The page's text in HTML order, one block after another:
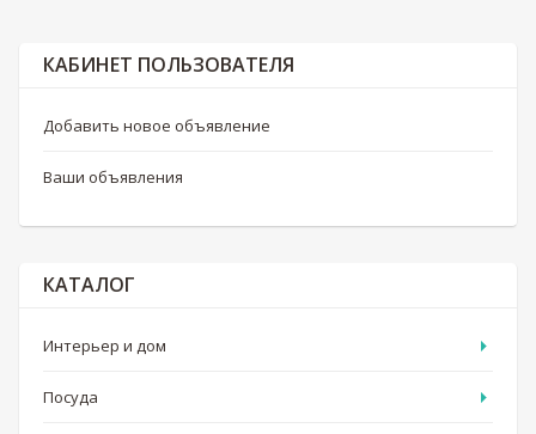
КАБИНЕТ ПОЛЬЗОВАТЕЛЯ
Добавить новое объявление
Ваши объявления
КАТАЛОГ
Интерьер и дом
Посуда